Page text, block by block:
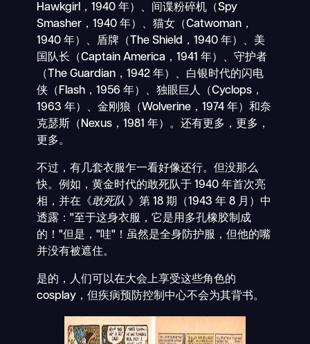
Hawkgirl，1940 年）、间谍粉碎机（Spy
Smasher，1940 年）、猫女（Catwoman，
1940 年）、盾牌（The Shield，1940 年）、美
国队长（Captain America，1941 年）、守护者
（The Guardian，1942 年）、白银时代的闪电
侠（Flash，1956 年）、独眼巨人（Cyclops，
1963 年）、金刚狼（Wolverine，1974 年）和奈
克瑟斯（Nexus，1981 年）。还有更多，更多，
更多。
不过，有几套衣服乍一看好像还行。但没那么
快。例如，黄金时代的敢死队于 1940 年首次亮
相，并在《敢死队 》第 18 期（1943 年 8 月）中
透露："至于这身衣服，它是用多孔橡胶制成
的！"但是，"哇"！虽然是全身防护服，但他的嘴
并没有被遮住。
是的，人们可以在大会上享受这些角色的
cosplay，但疾病预防控制中心不会为其背书。